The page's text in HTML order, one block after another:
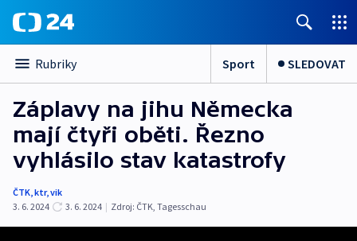
Rubriky Sport SLEDOVAT
Záplavy na jihu Německa
mají čtyři oběti. Řezno
vyhlásilo stav katastrofy
ČTK,ktr,vik
3. 6. 2024
3. 6. 2024 | Zdroj: ČTK, Tagesschau